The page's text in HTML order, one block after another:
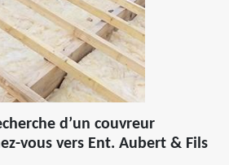
d’un couvreur
vous vers Ent. Aubert & Fils